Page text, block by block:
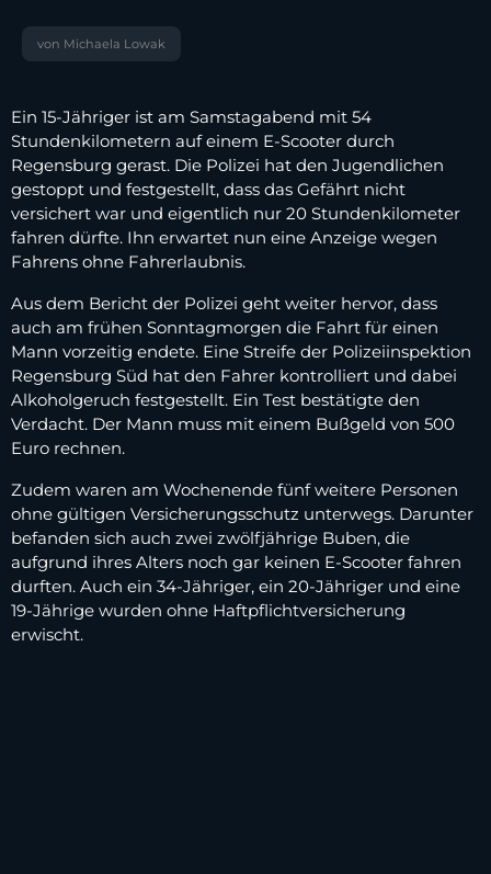
von Michaela Lowak
Ein 15-Jähriger ist am Samstagabend mit 54
Stundenkilometern auf einem E-Scooter durch
Regensburg gerast. Die Polizei hat den Jugendlichen
gestoppt und festgestellt, dass das Gefährt nicht
versichert war und eigentlich nur 20 Stundenkilometer
fahren dürfte. Ihn erwartet nun eine Anzeige wegen
Fahrens ohne Fahrerlaubnis.
Aus dem Bericht der Polizei geht weiter hervor, dass
auch am frühen Sonntagmorgen die Fahrt für einen
Mann vorzeitig endete. Eine Streife der Polizeiinspektion
Regensburg Süd hat den Fahrer kontrolliert und dabei
Alkoholgeruch festgestellt. Ein Test bestätigte den
Verdacht. Der Mann muss mit einem Bußgeld von 500
Euro rechnen.
Zudem waren am Wochenende fünf weitere Personen
ohne gültigen Versicherungsschutz unterwegs. Darunter
befanden sich auch zwei zwölfjährige Buben, die
aufgrund ihres Alters noch gar keinen E-Scooter fahren
durften. Auch ein 34-Jähriger, ein 20-Jähriger und eine
19-Jährige wurden ohne Haftpflichtversicherung
erwischt.